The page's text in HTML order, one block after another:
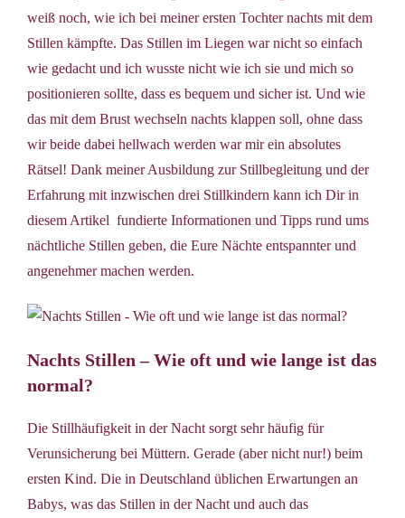
weiß noch, wie ich bei meiner ersten Tochter nachts mit dem
Stillen kämpfte. Das Stillen im Liegen war nicht so einfach
wie gedacht und ich wusste nicht wie ich sie und mich so
positionieren sollte, dass es bequem und sicher ist. Und wie
das mit dem Brust wechseln nachts klappen soll, ohne dass
wir beide dabei hellwach werden war mir ein absolutes
Rätsel! Dank meiner Ausbildung zur Stillbegleitung und der
Erfahrung mit inzwischen drei Stillkindern kann ich Dir in
diesem Artikel fundierte Informationen und Tipps rund ums
nächtliche Stillen geben, die Eure Nächte entspannter und
angenehmer machen werden.
Nachts Stillen – Wie oft und wie lange ist das
normal?
Die Stillhäufigkeit in der Nacht sorgt sehr häufig für
Verunsicherung bei Müttern. Gerade (aber nicht nur!) beim
ersten Kind. Die in Deutschland üblichen Erwartungen an
Babys, was das Stillen in der Nacht und auch das